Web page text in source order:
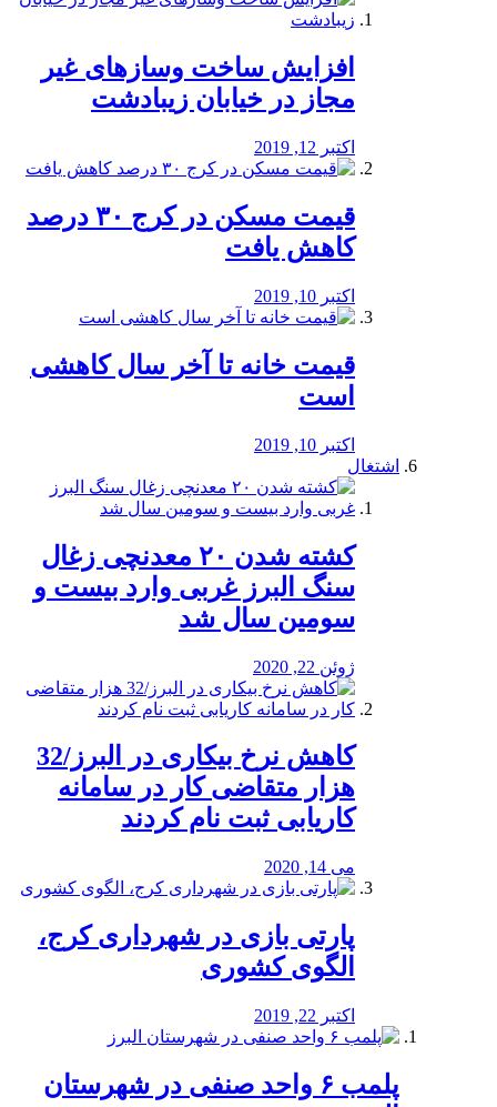
افزایش ساخت وسازهای غیر
مجاز در خیابان زیبادشت
اکتبر 12, 2019
️قیمت مسکن در کرج ۳۰ درصد
کاهش یافت
اکتبر 10, 2019
قیمت خانه تا آخر سال کاهشی
است
اکتبر 10, 2019
اشتغال
کشته شدن ۲۰ معدنچی زغال
سنگ البرز غربی وارد بیست و
سومین سال شد
ژوئن 22, 2020
کاهش نرخ بیکاری در البرز/32
هزار متقاضی کار در سامانه
کاریابی ثبت نام کردند
می 14, 2020
پارتی بازی در شهرداری کرج،
الگوی کشوری
اکتبر 22, 2019
پلمب ۶ واحد صنفی در شهرستان